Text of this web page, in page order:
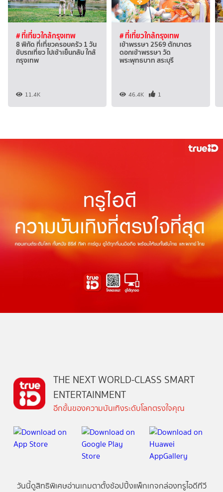
# ที่เที่ยวใกล้กรุงเทพ
8 พิกัด ที่เที่ยวครอบครัว 1 วัน
ขับรถเที่ยว ไปเช้าเย็นกลับ ใกล้
กรุงเทพ
11.4K
# ที่เที่ยวใกล้กรุงเทพ
เข้าพรรษา 2569 ตักบาตร
ดอกเข้าพรรษา วัด
พระพุทธบาท สระบุรี
46.4K 1
THE NEXT WORLD-CLASS SMART
ENTERTAINMENT
อีกขั้นของความบันเทิงระดับโลกตรงใจคุณ
วันนี้ดูสิทธิพิเศษอ่านเกมตาตั้งช้อปปิ้งแพ็กเกจกล่องทรูไอดีทีวี